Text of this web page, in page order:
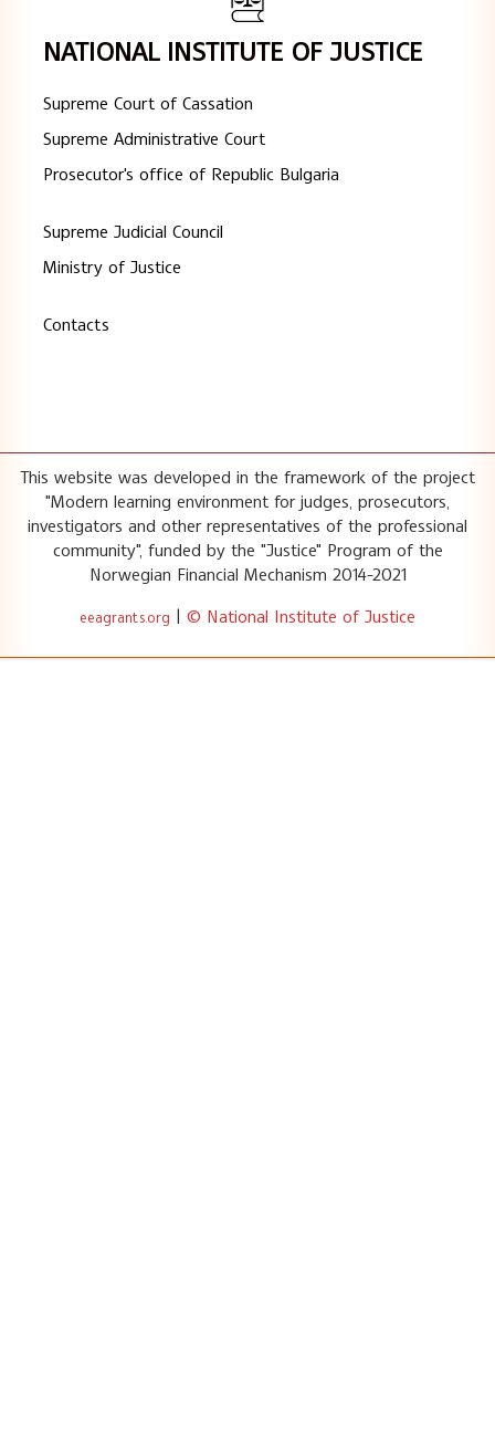
NATIONAL INSTITUTE OF JUSTICE
Supreme Court of Cassation
Supreme Administrative Court
Prosecutor's office of Republic Bulgaria
Supreme Judicial Council
Ministry of Justice
Contacts
This website was developed in the framework of the project
"Modern learning environment for judges, prosecutors,
investigators and other representatives of the professional
community", funded by the "Justice" Program of the
Norwegian Financial Mechanism 2014-2021
eeagrants.org | © National Institute of Justice